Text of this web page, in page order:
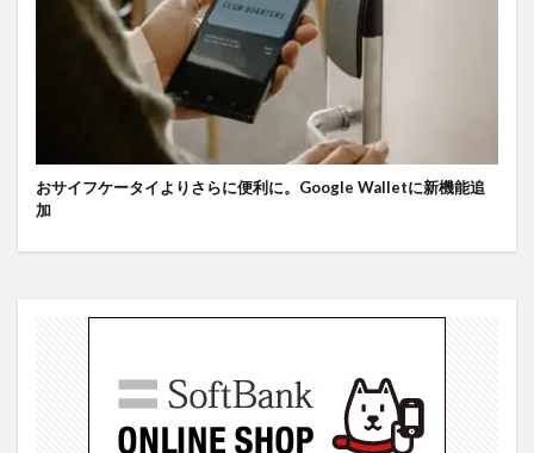
おサイフケータイよりさらに便利に。Google Walletに新機能追
加